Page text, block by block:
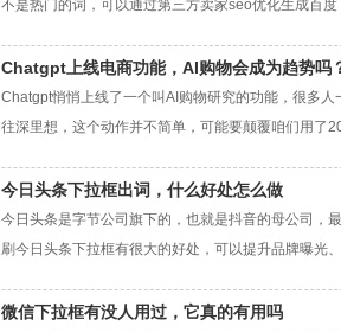
不是热门的词，可以通过第三方卖家seo优化生成百
Chatgpt上线电商功能，AI购物会成为趋势吗
Chatgpt悄悄上线了一个叫AI购物研究的功能，很多
往深里想，这个动作并不简单，可能要颠覆咱们用了
今日头条下拉框出词，什么好处怎么做
今日头条是字节公司旗下的，也就是抖音的母公司，
刷今日头条下拉框有很大的好处，可以提升品牌曝光
微信下拉框有没人用过，它真的有用吗